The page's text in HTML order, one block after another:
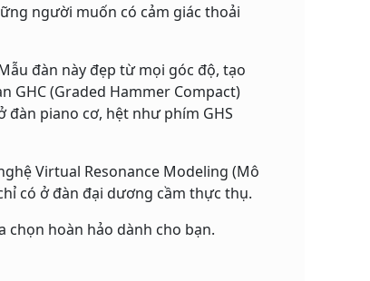
người muốn có cảm giác thoải
đàn này đẹp từ mọi góc độ, tạo
GHC (Graded Hammer Compact)
piano cơ, hệt như phím GHS
Virtual Resonance Modeling (Mô
có ở đàn đại dương cầm thực thụ.
chọn hoàn hảo dành cho bạn.